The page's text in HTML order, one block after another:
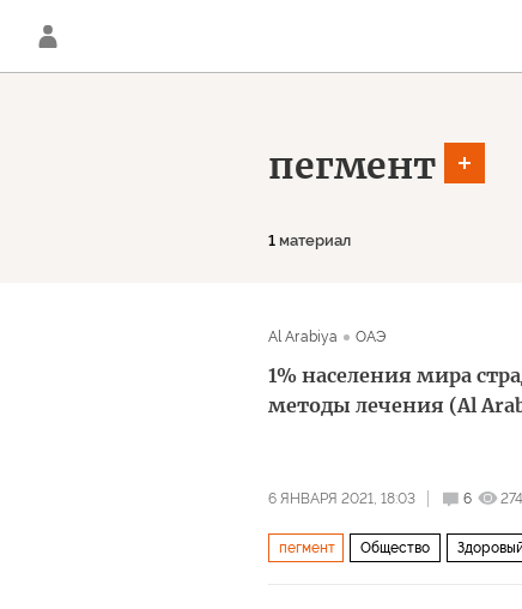
пегмент
1 материал
Al Arabiya ОАЭ
1% населения мира
методы лечения (Al
6 ЯНВАРЯ 2021, 18:03 6
пегмент Общество